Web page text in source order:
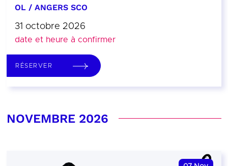
OL / ANGERS SCO
31 octobre 2026
date et heure à confirmer
RÉSERVER
NOVEMBRE 2026